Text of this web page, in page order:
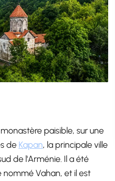
paisible, sur une
de Kapan, la principale ville
de l'Arménie. Il a été
nommé Vahan, et il est